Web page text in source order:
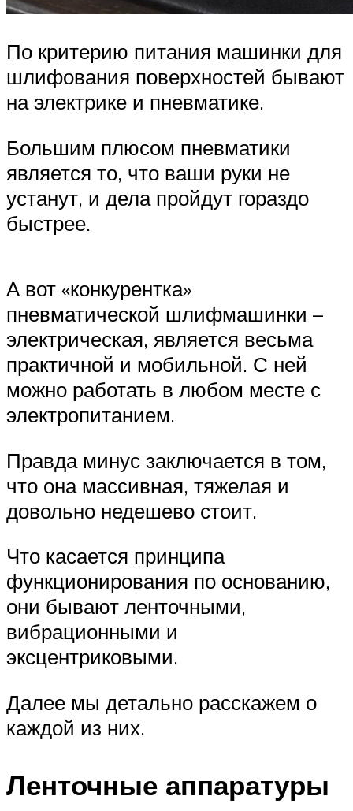
По критерию питания машинки для
шлифования поверхностей бывают
на электрике и пневматике.
Большим плюсом пневматики
является то, что ваши руки не
устанут, и дела пройдут гораздо
быстрее.
А вот «конкурентка»
пневматической шлифмашинки –
электрическая, является весьма
практичной и мобильной. С ней
можно работать в любом месте с
электропитанием.
Правда минус заключается в том,
что она массивная, тяжелая и
довольно недешево стоит.
Что касается принципа
функционирования по основанию,
они бывают ленточными,
вибрационными и
эксцентриковыми.
Далее мы детально расскажем о
каждой из них.
Ленточные аппаратуры